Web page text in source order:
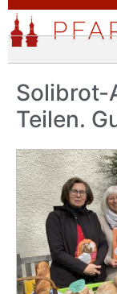
Solibrot-
Teilen.